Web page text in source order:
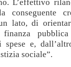
L’effettivo
conseguente
lato, di
spese e,
sociale”.